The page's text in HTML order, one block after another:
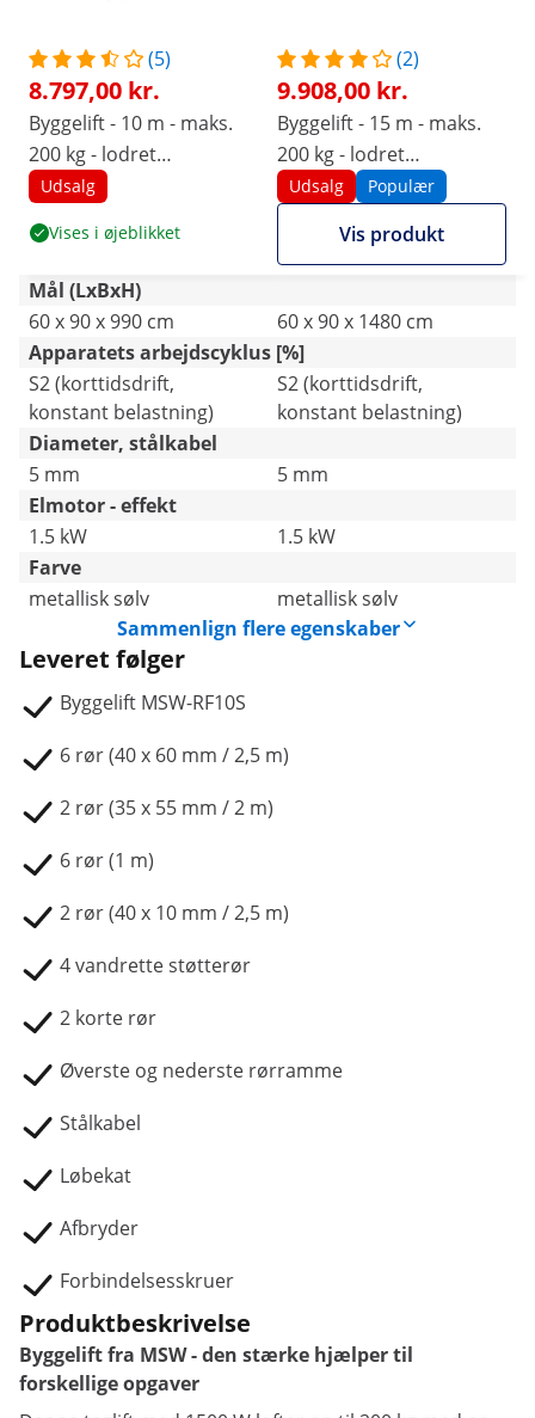
(5)
8.797,00 kr.
Byggelift - 10 m - maks.
200 kg - lodret
konstruktion - også til
Udsalg
Vises i øjeblikket
(2)
9.908,00 kr.
Byggelift - 15 m - maks.
200 kg - lodret
konstruktion - også til
flade tage
Udsalg Populær
Vis produkt
Mål (LxBxH)
60 x 90 x 990 cm
60 x 90 x 1480 cm
Apparatets arbejdscyklus [%]
S2 (korttidsdrift,
konstant belastning)
S2 (korttidsdrift,
konstant belastning)
Diameter, stålkabel
5 mm
5 mm
Elmotor - effekt
1.5 kW
1.5 kW
Farve
metallisk sølv
metallisk sølv
Sammenlign flere egenskaber
Leveret følger
Byggelift MSW-RF10S
6 rør (40 x 60 mm / 2,5 m)
2 rør (35 x 55 mm / 2 m)
6 rør (1 m)
2 rør (40 x 10 mm / 2,5 m)
4 vandrette støtterør
2 korte rør
Øverste og nederste rørramme
Stålkabel
Løbekat
Afbryder
Forbindelsesskruer
Produktbeskrivelse
Byggelift fra MSW - den stærke hjælper til
forskellige opgaver